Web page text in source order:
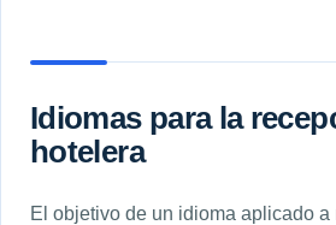
Idiomas para la
hotelera
El objetivo de un idioma aplicado a